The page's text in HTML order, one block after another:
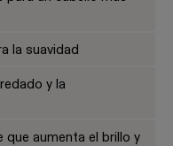
la suavidad
y la
aumenta el brillo y